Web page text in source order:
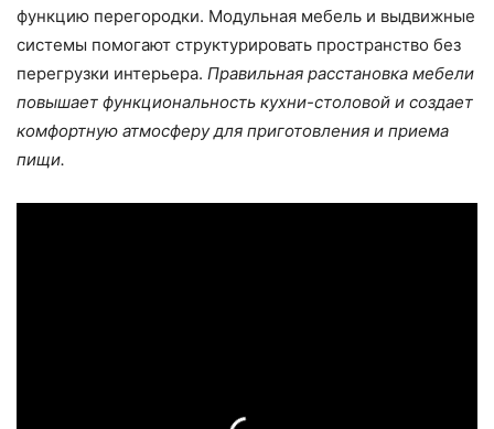
функцию перегородки. Модульная мебель и выдвижные
системы помогают структурировать пространство без
перегрузки интерьера. Правильная расстановка мебели
повышает функциональность кухни-столовой и создает
комфортную атмосферу для приготовления и приема
пищи.